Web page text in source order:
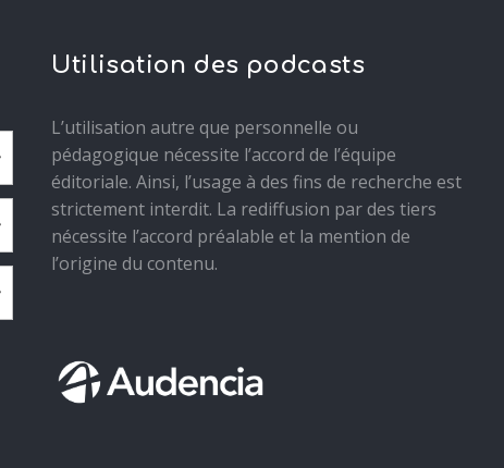
Utilisation des podcasts
L’utilisation autre que personnelle ou
pédagogique nécessite l’accord de l’équipe
éditoriale. Ainsi, l’usage à des fins de recherche est
strictement interdit. La rediffusion par des tiers
nécessite l’accord préalable et la mention de
l’origine du contenu.